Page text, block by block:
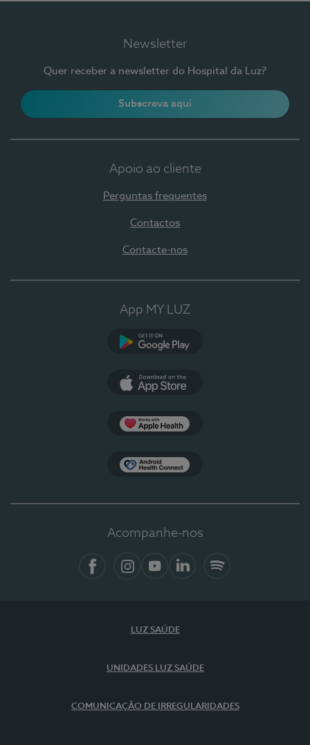
Newsletter
Quer receber a newsletter do Hospital da Luz?
Subscreva aqui
Apoio ao cliente
Perguntas frequentes
Contactos
Contacte-nos
App MY LUZ
Acompanhe-nos
LUZ SAÚDE
UNIDADES LUZ SAÚDE
COMUNICAÇÃO DE IRREGULARIDADES